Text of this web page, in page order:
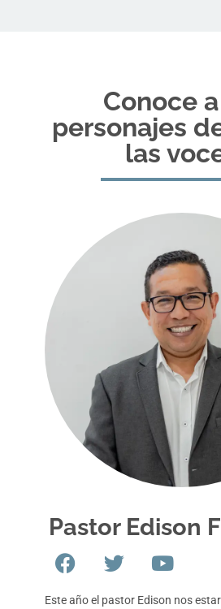
Conoce
personajes
las
Pastor Edison
Este año el pastor Edison nos